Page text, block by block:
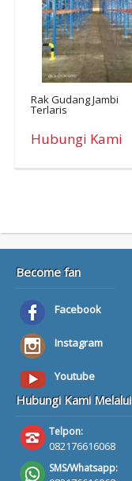
Rak Gudang Jambi
Terlaris
Hubungi Kami
Become fan
Facebook
Instagram
Youtube
Hubungi Kami Melalui
Telpon:
082176616068
SMS/Whatsapp: